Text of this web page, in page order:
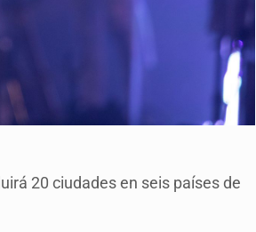
20 ciudades en seis países de